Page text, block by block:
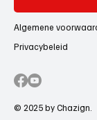
Algemene
Privacybeleid
© 2025 by Chazign.